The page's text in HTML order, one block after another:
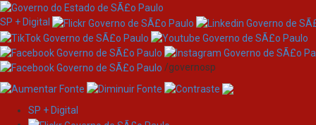
SP + Digital
/governosp
SP + Digital